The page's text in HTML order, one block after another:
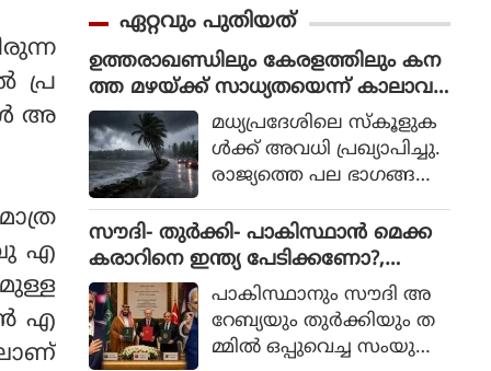
പ്ര
അ
എ
എ
വികസിക്കുന്നുവെന്ന് ഉറ
പ്പാക്കുക എന്ന പ്രഖ്യാപിത
ലക്ഷ്യത്തോടെയാണ് ഇ
തിന്റെ ആരംഭം. ചടങ്ങില്‍
യുഎന്‍ സെക്രട്ടറി ജനറല്‍
അന്റോണിയോ ഗുട്ടെറസ്
പങ്കെടുത്തു.
ഏറ്റവും പുതിയത്
ഉത്തരാഖണ്ഡിലും കേരളത്തിലും കന
ത്ത മഴയ്ക്ക് സാധ്യതയെന്ന് കാലാവ
സ്ഥാ വകുപ്പിന്റെ മുന്നറിയിപ്പ്; മധ്യപ്ര
ദേശിലെ സ്‌കൂളുകള്‍ക്ക് അവധി
മധ്യപ്രദേശിലെ സ്‌കൂളുക
ള്‍ക്ക് അവധി പ്രഖ്യാപിച്ചു.
രാജ്യത്തെ പല ഭാഗങ്ങ
ക്തമായതോ ആയ മഴ
യ്ക്ക് സാധ്യതയുണ്ടെന്ന്
ഇന്ത്യന്‍ കാലാവസ്ഥാ വ
കുപ്പ് മുന്നറിയിപ്പ് ന
ല്‍കിയിട്ടുണ്ട്.
സൗദി- തുര്‍ക്കി- പാകിസ്ഥാന്‍ മെക്ക
കരാറിനെ ഇന്ത്യ പേടിക്കണോ?,
മോദിയേ നേരിട്ട് വിളിച്ച് യു എസ്
വൈസ് പ്രസിഡന്റ്
പാകിസ്ഥാനും സൗദി അ
റേബ്യയും തുര്‍ക്കിയും ത
മ്മില്‍ ഒപ്പുവെച്ച സംയുക്ത